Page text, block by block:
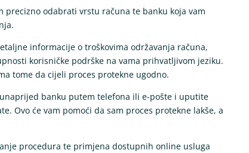
precizno odabrati vrstu računa te banku koja vam
informacije o troškovima održavanja računa,
korisničke podrške na vama prihvatljivom jeziku.
tome da cijeli proces protekne ugodno.
banku putem telefona ili e-pošte i uputite
Ovo će vam pomoći da sam proces protekne lakše, a
procedura te primjena dostupnih online usluga